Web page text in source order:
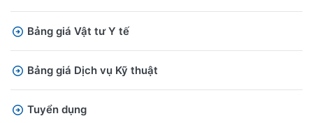
Bảng giá Vật tư Y tế
Bảng giá Dịch vụ Kỹ thuật
Tuyển dụng